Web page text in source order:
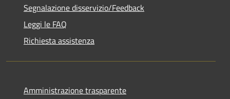
Segnalazione disservizio/Feedback
Leggi le FAQ
Richiesta assistenza
Amministrazione trasparente